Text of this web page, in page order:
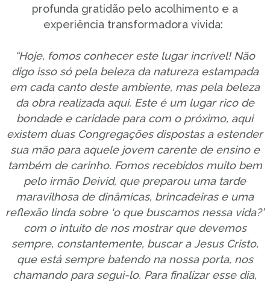
profunda gratidão pelo acolhimento e a
experiência transformadora vivida:
“Hoje, fomos conhecer este lugar incrível! Não
digo isso só pela beleza da natureza estampada
em cada canto deste ambiente, mas pela beleza
da obra realizada aqui. Este é um lugar rico de
bondade e caridade para com o próximo, aqui
existem duas Congregações dispostas a estender
sua mão para aquele jovem carente de ensino e
também de carinho. Fomos recebidos muito bem
pelo irmão Deivid, que preparou uma tarde
maravilhosa de dinâmicas, brincadeiras e uma
reflexão linda sobre ‘o que buscamos nessa vida?’
com o intuito de nos mostrar que devemos
sempre, constantemente, buscar a Jesus Cristo,
que está sempre batendo na nossa porta, nos
chamando para segui-lo. Para finalizar esse dia,